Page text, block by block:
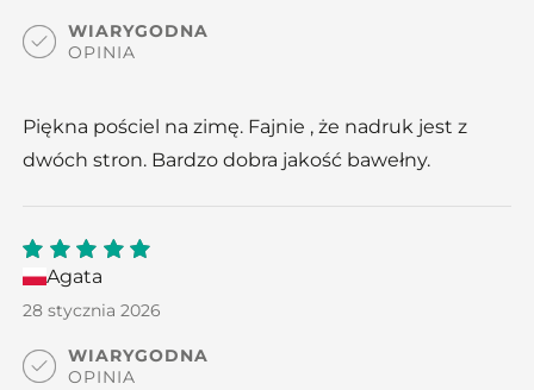
WIARYGODNA
OPINIA
Piękna pościel na zimę. Fajnie , że nadruk jest z
dwóch stron. Bardzo dobra jakość bawełny.
5out
of 5
Agata
28 stycznia 2026
WIARYGODNA
OPINIA